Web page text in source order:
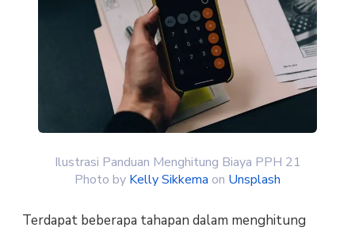
Ilustrasi Panduan Menghitung Biaya PPH 21
Photo by Kelly Sikkema on Unsplash
Terdapat beberapa tahapan dalam menghitung